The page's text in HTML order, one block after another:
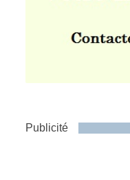
Publicité